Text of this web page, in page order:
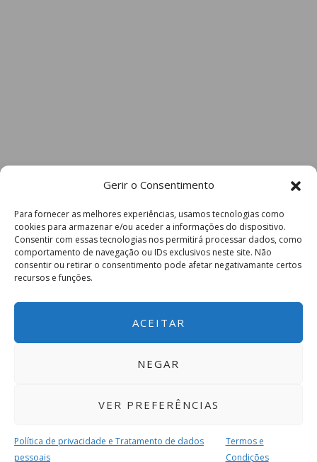
Gerir o Consentimento
Para fornecer as melhores experiências, usamos tecnologias como
cookies para armazenar e/ou aceder a informações do dispositivo.
Consentir com essas tecnologias nos permitirá processar dados, como
comportamento de navegação ou IDs exclusivos neste site. Não
consentir ou retirar o consentimento pode afetar negativamante certos
recursos e funções.
ACEITAR
NEGAR
VER PREFERÊNCIAS
Política de privacidade e Tratamento de dados
pessoais
Termos e
Condições